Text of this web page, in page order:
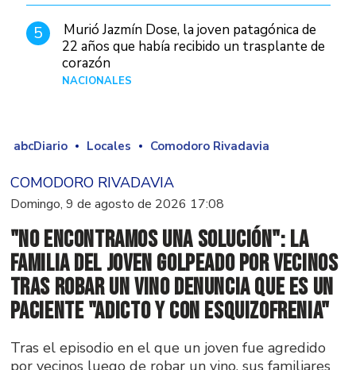
5
Murió Jazmín Dose, la joven patagónica de
22 años que había recibido un trasplante de
corazón
NACIONALES
abcDiario Locales Comodoro Rivadavia
COMODORO RIVADAVIA
Domingo, 9 de agosto de 2026 17:08
"No encontramos una solución": La
familia del joven golpeado por vecinos
tras robar un vino denuncia que es un
paciente "adicto y con esquizofrenia"
Tras el episodio en el que un joven fue agredido